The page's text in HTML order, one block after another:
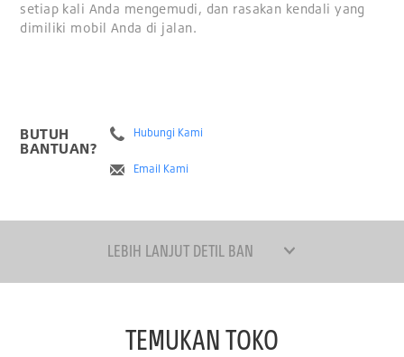
setiap kali Anda mengemudi, dan rasakan kendali yang
dimiliki mobil Anda di jalan.
BUTUH
BANTUAN?
Hubungi Kami
Email Kami
LEBIH LANJUT DETIL BAN
TEMUKAN TOKO